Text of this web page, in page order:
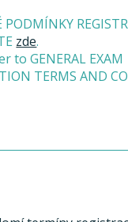
PODMÍNKY
zde.
to GENERAL EXAM
TERMS AND